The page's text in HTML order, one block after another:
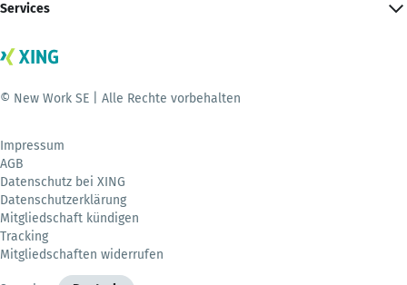
Services
© New Work SE | Alle Rechte vorbehalten
Impressum
AGB
Datenschutz bei XING
Datenschutzerklärung
Mitgliedschaft kündigen
Tracking
Mitgliedschaften widerrufen